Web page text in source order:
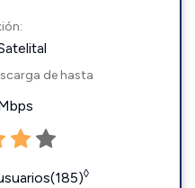
de hasta
◊